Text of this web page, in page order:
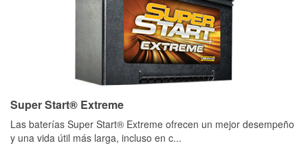
Super Start® Extreme
Las baterías Super Start® Extreme ofrecen un mejor desempeño
y una vida útil más larga, incluso en c...